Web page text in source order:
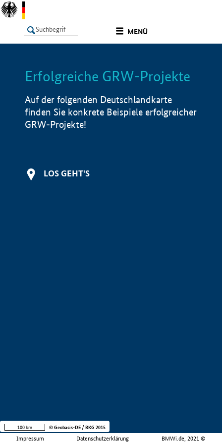
MENÜ
LISTE Info
Erfolgreiche GRW-Projekte
Auf der folgenden Deutschlandkarte
finden Sie konkrete Beispiele erfolgreicher
GRW-Projekte!
LOS GEHT'S
Impressum Datenschutzerklärung BMWi.de, 2021 ©
100 km © Geobasis-DE / BKG 2015